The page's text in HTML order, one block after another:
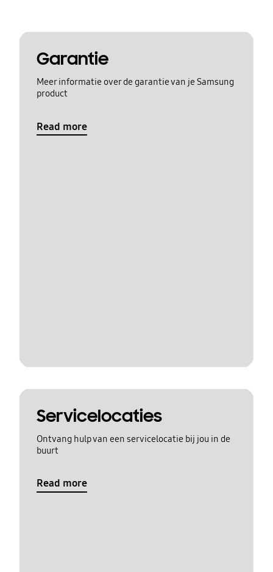
Garantie
Meer informatie over de garantie van je Samsung
product
Read more
Servicelocaties
Ontvang hulp van een servicelocatie bij jou in de
buurt
Read more